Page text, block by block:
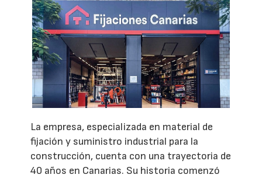
La empresa, especializada en material de
fijación y suministro industrial para la
construcción, cuenta con una trayectoria de
40 años en Canarias. Su historia comenzó